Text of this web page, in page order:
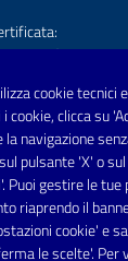
cookie tecnici
cookie, clicca su
la navigazione
pulsante 'X' o
Puoi gestire le
riaprendo il
cookie' e
le scelte'. Per
con il Pubblico